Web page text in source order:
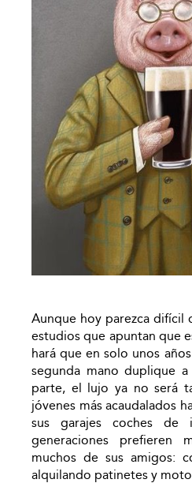
Aunque hoy parezca difícil
estudios que apuntan que
hará que en solo unos
segunda mano duplique
parte, el lujo ya no será
jóvenes más acaudalados
sus garajes coches de
generaciones prefieren
muchos de sus amigos:
alquilando patinetes y